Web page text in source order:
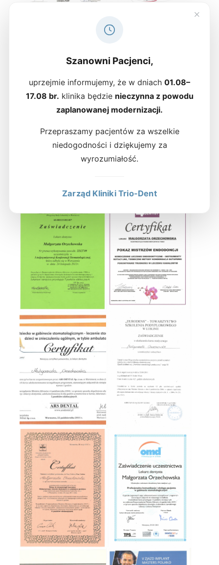
Szanowni Pacjenci,
uprzejmie informujemy, że w dniach 01.08–
17.08 br. klinika będzie nieczynna z powodu
zaplanowanej modernizacji.
Przepraszamy pacjentów za wszelkie
niedogodności i dziękujemy za
wyrozumiałość.
Zarząd Kliniki Trio-Dent
×